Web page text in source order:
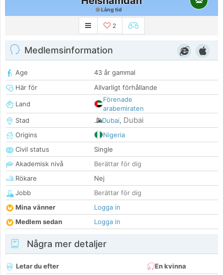
Lång tid
2
Medlemsinformation
Age
43 år gammal
Här för
Allvarligt förhållande
Land
Förenade
arabemiraten
Stad
Dubai, Dubai
Origins
Nigeria
Civil status
Single
Akademisk nivå
Berättar för dig
Rökare
Nej
Jobb
Berättar för dig
Mina vänner
Logga in
Medlem sedan
Logga in
Några mer detaljer
Letar du efter
En kvinna